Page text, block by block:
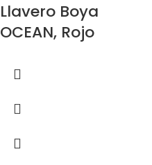
Llavero Boya
OCEAN, Rojo